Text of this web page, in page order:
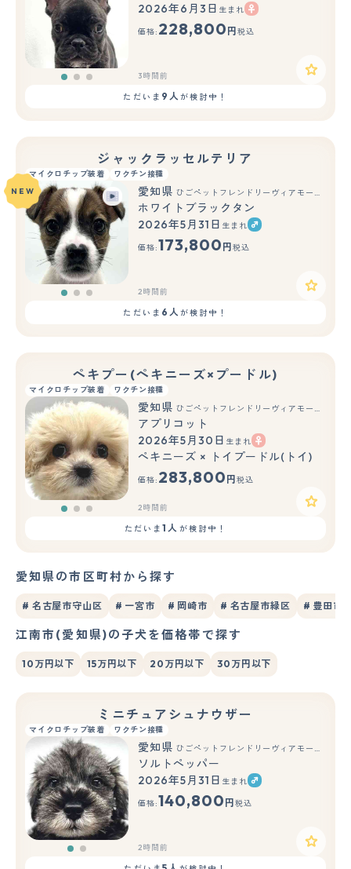
もっと見る
2026年6月3日 生まれ
価格: 228,800 円 税込
3時間前
ただいま 9人が検討中！
ジャックラッセルテリア
マイクロチップ装着 ワクチン接種
もっと見る
NEW 愛知県 ひごペットフレンドリーヴィアモール アピタ江南西店
ホワイトブラックタン
2026年5月31日 生まれ
価格:173,800 円 税込
2時間前
ただいま 6人が検討中！
ペキプー(ペキニーズ×プードル)
マイクロチップ装着 ワクチン接種
もっと見る
愛知県 ひごペットフレンドリーヴィアモール アピタ江南西店
アプリコット
2026年5月30日 生まれ
ペキニーズ × トイプードル(トイ)
価格: 283,800 円 税込
2時間前
ただいま1人 が検討中！
愛知県の市区町村から探す
# 名古屋市守山区 # 一宮市 # 岡崎市 # 名古屋市緑区 # 豊田市
江南市(愛知県)の子犬を価格帯で探す
10万円以下 15万円以下 20万円以下 30万円以下
ミニチュアシュナウザー
マイクロチップ装着 ワクチン接種
もっと見る
愛知県 ひごペットフレンドリーヴィアモール アピタ江南西店
ソルトペッパー
2026年5月31日 生まれ
価格:140,800 円 税込
2時間前